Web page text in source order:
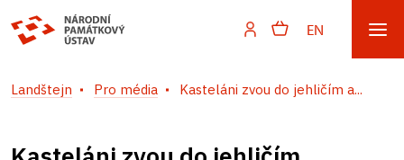
EN
Landštejn Pro média Kasteláni zvou do jehličím a...